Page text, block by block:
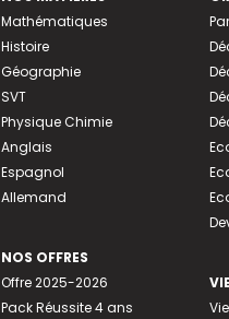
Mathématiques
Histoire
Géographie
SVT
Physique Chimie
Anglais
Espagnol
Allemand
NOS OFFRES
Offre 2025-2026
Pack Réussite 4 ans